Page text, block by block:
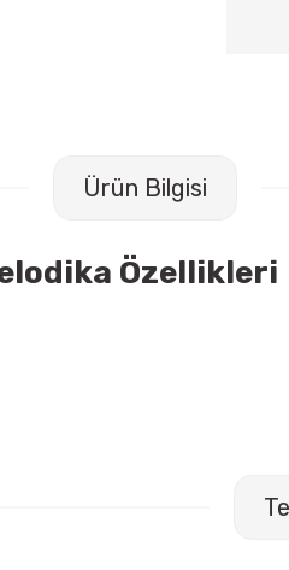
Ürün Bilgisi
Özellikleri